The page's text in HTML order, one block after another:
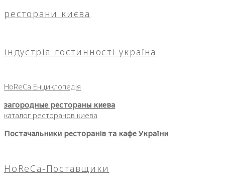
ресторани києва
індустрія гостинності україна
HoReCa Енциклопедія
загородные рестораны киева
каталог ресторанов киева
Постачальники ресторанів та кафе України
HoReCa-Поставщики